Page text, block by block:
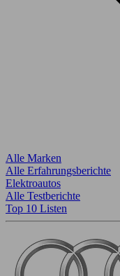
Alle Marken
Alle Erfahrungsberichte
Elektroautos
Alle Testberichte
Top 10 Listen